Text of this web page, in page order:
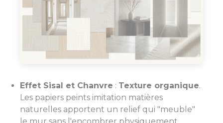
Effet Sisal et Chanvre : Texture organique.
Les papiers peints imitation matières
naturelles apportent un relief qui "meuble"